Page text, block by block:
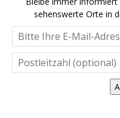
sehenswerte Orte in